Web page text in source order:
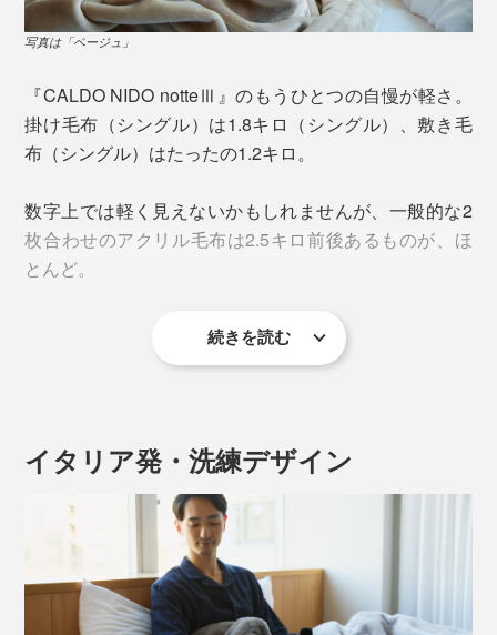
写真は「ベージュ」
発熱力もテスト済み。本品「サーモ4000ウルトラソフ
ト モイストサーモ（TM）」とアクリル100％毛布のそ
れぞれの繊維片で、吸湿発熱性テストを実施していま
本品は検査開始1分で温度が約5℃アップ。2分後には２
つの素材に、約3℃の差が出ました。
仕上げ加工の要は、なんといっても「毛さばき」と「ポ
リシャー（つや出し）」。
織り上げた毛布の毛を梳かして、フワフワのわた状にす
る「毛さばき」、毛のちぢれを蒸気で伸ばす「ポリシャ
ー」。これらの工程を納得のいく風合いになるまで繰り
その工程数は約40（掛け毛布で）。一般的な毛布で20
写真は「ベージュ」
『CALDO NIDO notteⅢ』のもうひとつの自慢が軽さ。
掛け毛布（シングル）は1.8キロ（シングル）、敷き毛
布（シングル）はたったの1.2キロ。
数字上では軽く見えないかもしれませんが、一般的な2
枚合わせのアクリル毛布は2.5キロ前後あるものが、ほ
とんど。
続きを読む
イタリア発・洗練デザイン